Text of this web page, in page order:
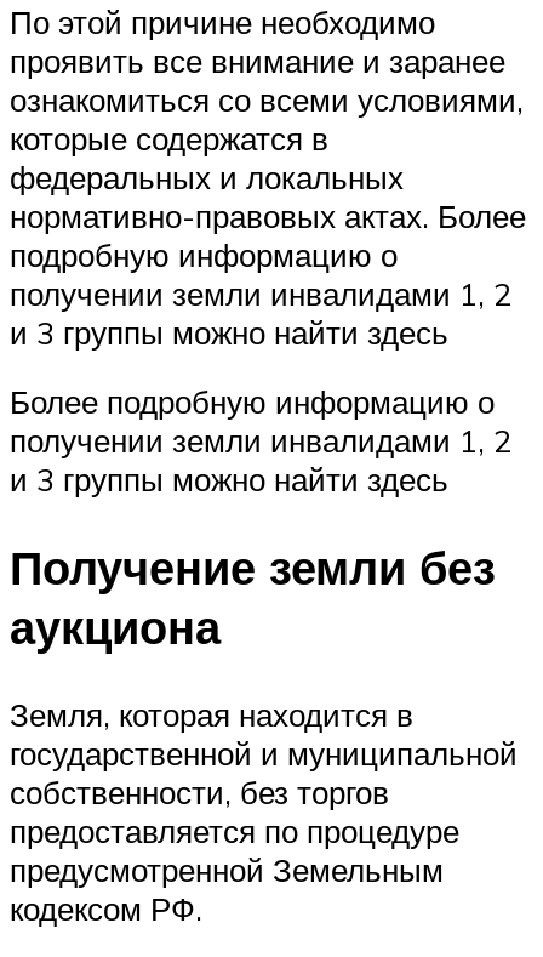
По этой причине необходимо
проявить все внимание и заранее
ознакомиться со всеми условиями,
которые содержатся в
федеральных и локальных
нормативно-правовых актах. Более
подробную информацию о
получении земли инвалидами 1, 2
и 3 группы можно найти здесь
Более подробную информацию о
получении земли инвалидами 1, 2
и 3 группы можно найти здесь
Получение земли без
аукциона
Земля, которая находится в
государственной и муниципальной
собственности, без торгов
предоставляется по процедуре
предусмотренной Земельным
кодексом РФ.